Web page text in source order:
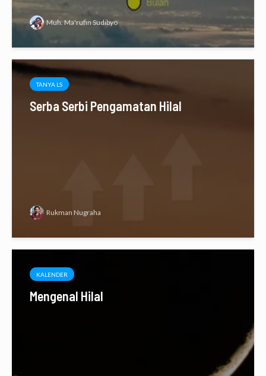
Muh. Ma'rufin Sudibyo
TANYA LS
Serba Serbi Pengamatan Hilal
Rukman Nugraha
KALENDER
Mengenal Hilal